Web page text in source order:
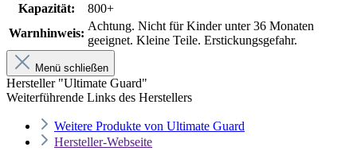
Kapazität:
800+
Warnhinweis:
Achtung. Nicht für Kinder unter 36 Monaten
geeignet. Kleine Teile. Erstickungsgefahr.
Menü schließen
Hersteller "Ultimate Guard"
Weiterführende Links des Herstellers
Weitere Produkte von Ultimate Guard
Hersteller-Webseite